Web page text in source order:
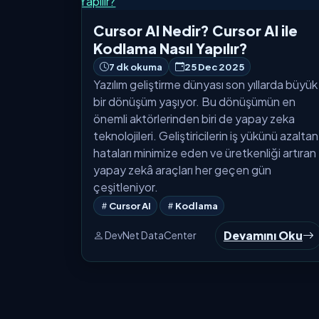
Cursor AI Nedir? Cursor AI ile
Kodlama Nasıl Yapılır?
7 dk okuma 25 Dec 2025
Yazılım geliştirme dünyası son yıllarda büyük
bir dönüşüm yaşıyor. Bu dönüşümün en
önemli aktörlerinden biri de yapay zeka
teknolojileri. Geliştiricilerin iş yükünü
hataları minimize eden ve üretkenliği artıran
yapay zekâ araçları her geçen gün
çeşitleniyor.
Cursor AI Kodlama
DevNet DataCenter Devamını Oku